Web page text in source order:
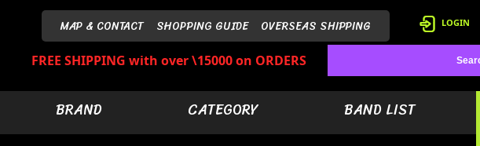
MAP & CONTACT SHOPPING GUIDE OVERSEAS SHIPPING LOGIN
FREE SHIPPING with over \15000 on ORDERS
BRAND CATEGORY BAND LIST